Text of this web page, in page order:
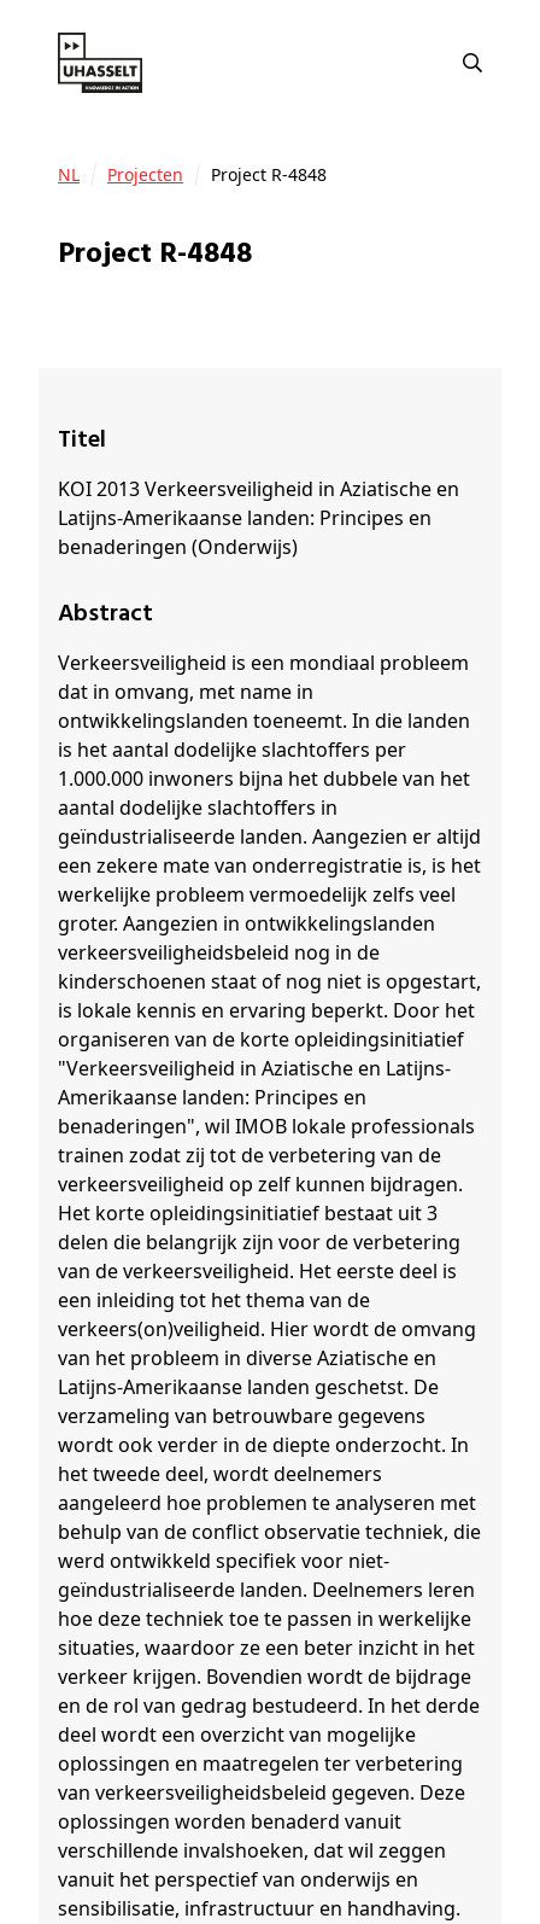
NL Projecten Project R-4848
Project R-4848
Titel
KOI 2013 Verkeersveiligheid in Aziatische en
Latijns-Amerikaanse landen: Principes en
benaderingen (Onderwijs)
Abstract
Verkeersveiligheid is een mondiaal probleem
dat in omvang, met name in
ontwikkelingslanden toeneemt. In die landen
is het aantal dodelijke slachtoffers per
1.000.000 inwoners bijna het dubbele van het
aantal dodelijke slachtoffers in
geïndustrialiseerde landen. Aangezien er altijd
een zekere mate van onderregistratie is, is het
werkelijke probleem vermoedelijk zelfs veel
groter. Aangezien in ontwikkelingslanden
verkeersveiligheidsbeleid nog in de
kinderschoenen staat of nog niet is opgestart,
is lokale kennis en ervaring beperkt. Door het
organiseren van de korte opleidingsinitiatief
"Verkeersveiligheid in Aziatische en Latijns-
Amerikaanse landen: Principes en
benaderingen", wil IMOB lokale professionals
trainen zodat zij tot de verbetering van de
verkeersveiligheid op zelf kunnen bijdragen.
Het korte opleidingsinitiatief bestaat uit 3
delen die belangrijk zijn voor de verbetering
van de verkeersveiligheid. Het eerste deel is
een inleiding tot het thema van de
verkeers(on)veiligheid. Hier wordt de omvang
van het probleem in diverse Aziatische en
Latijns-Amerikaanse landen geschetst. De
verzameling van betrouwbare gegevens
wordt ook verder in de diepte onderzocht. In
het tweede deel, wordt deelnemers
aangeleerd hoe problemen te analyseren met
behulp van de conflict observatie techniek, die
werd ontwikkeld specifiek voor niet-
geïndustrialiseerde landen. Deelnemers leren
hoe deze techniek toe te passen in werkelijke
situaties, waardoor ze een beter inzicht in het
verkeer krijgen. Bovendien wordt de bijdrage
en de rol van gedrag bestudeerd. In het derde
deel wordt een overzicht van mogelijke
oplossingen en maatregelen ter verbetering
van verkeersveiligheidsbeleid gegeven. Deze
oplossingen worden benaderd vanuit
verschillende invalshoeken, dat wil zeggen
vanuit het perspectief van onderwijs en
sensibilisatie, infrastructuur en handhaving.